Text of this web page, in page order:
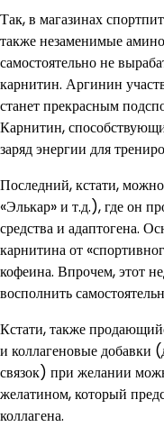
Так, в магазинах
также незаменимые
самостоятельно не
карнитин. Аргинин
станет прекрасным
Карнитин,
заряд энергии для
Последний, кстати,
«Элькар» и т.д.), где он
средства и адаптогена.
карнитина от
кофеина. Впрочем, этот
восполнить
Кстати, также
и коллагеновые добавки
связок) при желании
желатином, который
коллагена.